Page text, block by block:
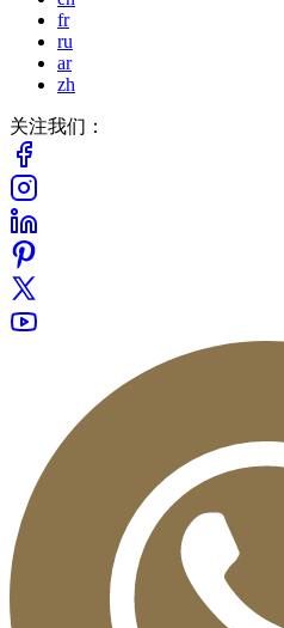
fr
ru
ar
zh
关注我们：